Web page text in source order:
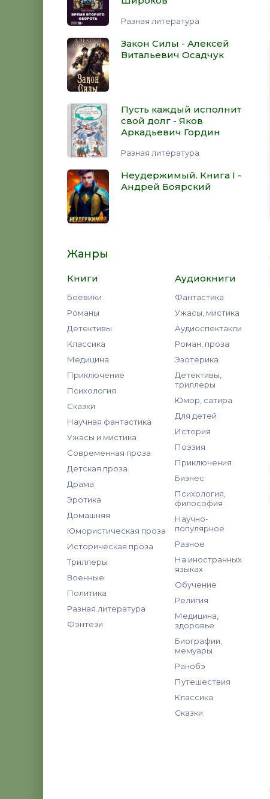
Разная литература
Закон Силы - Алексей
Витальевич Осадчук
Пусть каждый исполнит
свой долг - Яков
Аркадьевич Гордин
Разная литература
Неудержимый. Книга I -
Андрей Боярский
Жанры
Книги
Боевики
Романы
Детективы
Классика
Медицина
Приключение
Психология
Сказки
Научная фантастика
Ужасы и мистика
Современная проза
Детская проза
Драма
Эротика
Домашняя
Юмористическая проза
Историческая проза
Триллеры
Военные
Политика
Разная литература
Фэнтези
Аудиокниги
Фантастика
Ужасы, мистика
Аудиоспектакли
Роман, проза
Эзотерика
Детективы,
триллеры
Юмор, сатира
Для детей
История
Поэзия
Приключения
Бизнес
Психология,
философия
Научно-
популярное
Разное
На иностранных
языках
Обучение
Религия
Медицина,
здоровье
Биографии,
мемуары
Ранобэ
Путешествия
Классика
Сказки